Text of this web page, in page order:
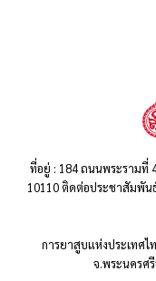
ที่อยู่ : 184 ถนนพระรามที่
10110 ติดต่อประชาสัมพัน
การยาสูบแห่งประเทศ
จ.พระนครศ